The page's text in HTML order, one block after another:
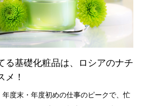
る基礎化粧品は、ロシアのナチ
メ！
年度末・年度初めの仕事のピークで、忙